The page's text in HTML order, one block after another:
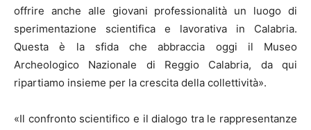
offrire anche alle giovani professionalità un luogo di
sperimentazione scientifica e lavorativa in Calabria.
Questa è la sfida che abbraccia oggi il Museo
Archeologico Nazionale di Reggio Calabria, da qui
ripartiamo insieme per la crescita della collettività».
«Il confronto scientifico e il dialogo tra le rappresentanze